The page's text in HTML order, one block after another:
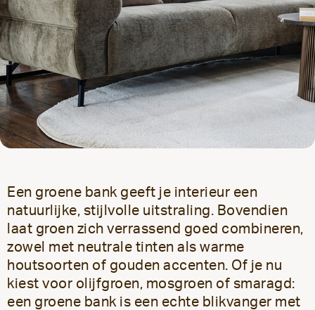
Een groene bank geeft je interieur een
natuurlijke, stijlvolle uitstraling. Bovendien
laat groen zich verrassend goed combineren,
zowel met neutrale tinten als warme
houtsoorten of gouden accenten. Of je nu
kiest voor olijfgroen, mosgroen of smaragd:
een groene bank is een echte blikvanger met